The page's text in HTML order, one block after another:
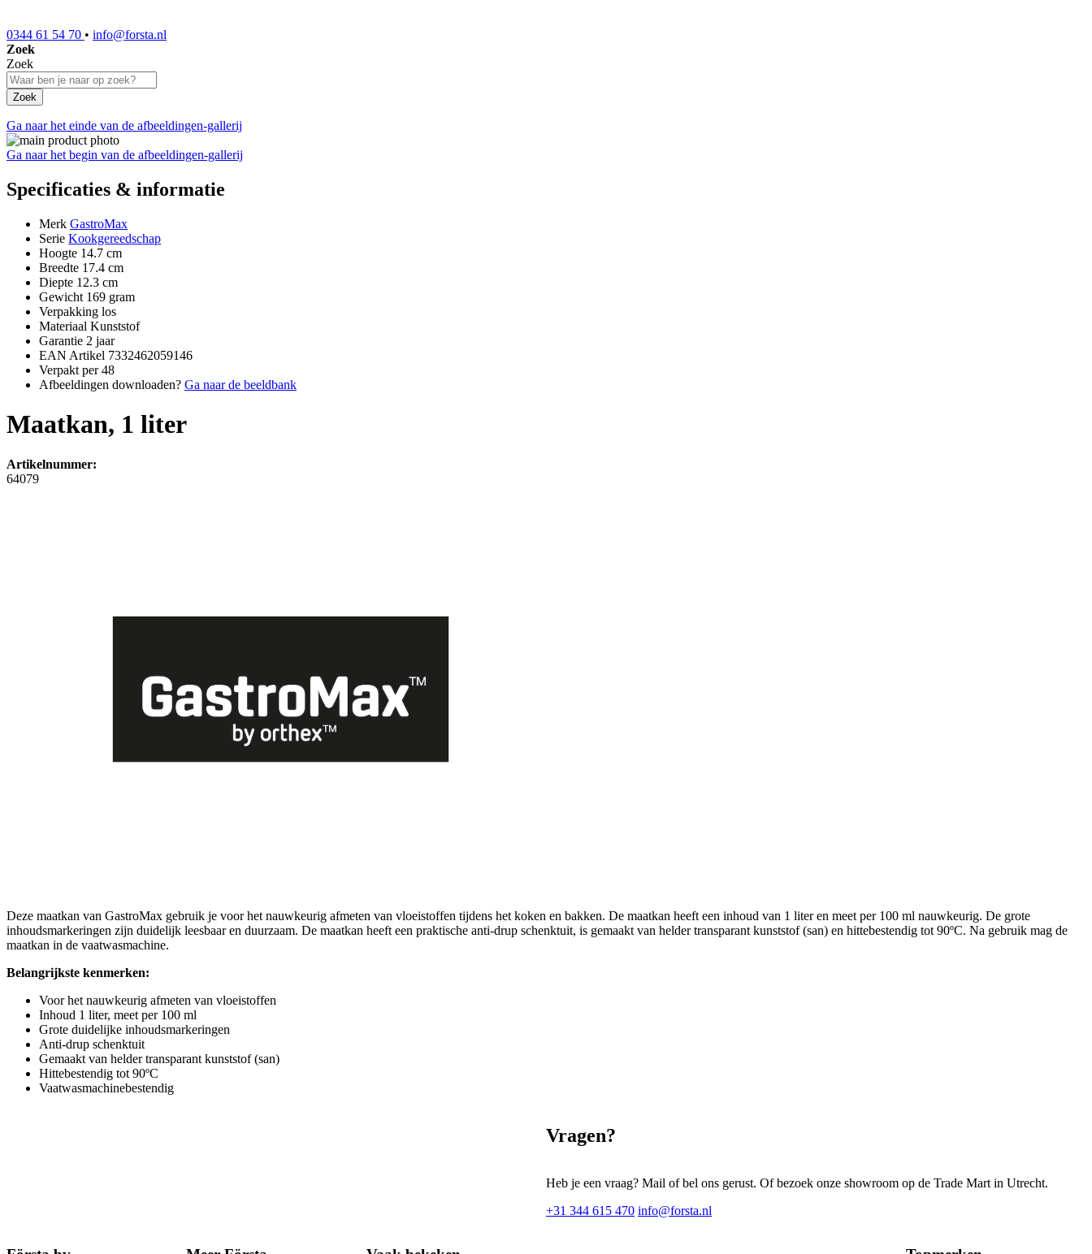
0344 61 54 70 • info@forsta.nl
Zoek
Zoek
Zoek
Ga naar het einde van de afbeeldingen-gallerij
Ga naar het begin van de afbeeldingen-gallerij
Specificaties & informatie
Merk GastroMax
Serie Kookgereedschap
Hoogte 14.7 cm
Breedte 17.4 cm
Diepte 12.3 cm
Gewicht 169 gram
Verpakking los
Materiaal Kunststof
Garantie 2 jaar
EAN Artikel 7332462059146
Verpakt per 48
Afbeeldingen downloaden? Ga naar de beeldbank
Maatkan, 1 liter
Artikelnummer:
64079
Deze maatkan van GastroMax gebruik je voor het nauwkeurig afmeten van vloeistoffen tijdens het koken en bakken. De maatkan heeft een inhoud van 1 liter en meet per 100 ml nauwkeurig. De grote
inhoudsmarkeringen zijn duidelijk leesbaar en duurzaam. De maatkan heeft een praktische anti-drup schenktuit, is gemaakt van helder transparant kunststof (san) en hittebestendig tot 90ºC. Na gebruik mag de
maatkan in de vaatwasmachine.
Belangrijkste kenmerken:
Voor het nauwkeurig afmeten van vloeistoffen
Inhoud 1 liter, meet per 100 ml
Grote duidelijke inhoudsmarkeringen
Anti-drup schenktuit
Gemaakt van helder transparant kunststof (san)
Hittebestendig tot 90ºC
Vaatwasmachinebestendig
Vragen?
Heb je een vraag? Mail of bel ons gerust. Of bezoek onze showroom op de Trade Mart in Utrecht.
+31 344 615 470 info@forsta.nl